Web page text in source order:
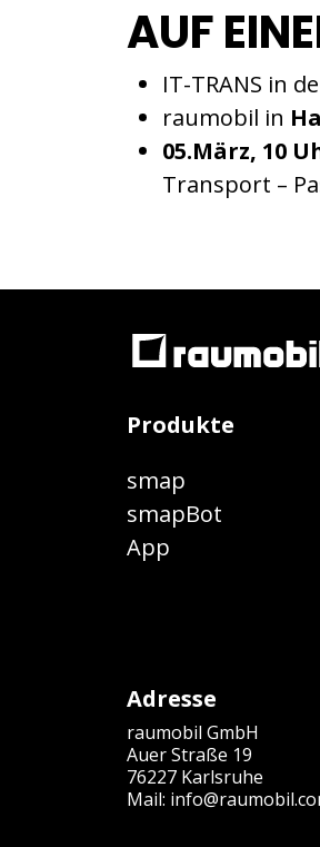
AUF
IT-TRANS in
raumobil in
05.März, 10
Transport –
Produkte
smap
smapBot
App
Adresse
raumobil GmbH
Auer Straße 19
76227 Karlsruhe
Mail: